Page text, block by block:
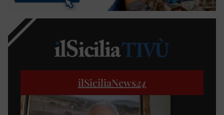
ilSiciliaNews24